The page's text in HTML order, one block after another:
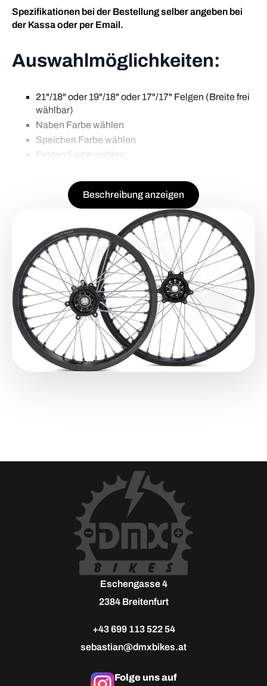
Spezifikationen bei der Bestellung selber angeben bei
der Kassa oder per Email.
Auswahlmöglichkeiten:
21"/18" oder 19"/18" oder 17"/17" Felgen (Breite frei
wählbar)
Naben Farbe wählen
Speichen Farbe wählen
Felgen Farbe wählen
Nur als Satz (Vorderrad + Hinterrad) erhältlich.
ULTRA BEE Felgen schwarz/silber:
21 Zoll Vorderrad / 18 Zoll Hinterrad jetzt auch
einzeln erhältlich.
Verbessert die Geometrie und Laufruhe bei höheren
Geschwindigkeiten.
Vorteil:Es können alle gängigen Reifen aus dem
Endurosport verwendet werden. = Mehr Grip und weniger
Reifen VerschleißBeschreibung: Als Satz, nur Hinterrad
oder nur Vorderrad erhältlich.
Farbe: Schwarz
Certificate: ISO9001
Achtung: Die Traktionskontrolle ist nicht nutzbar mit
21"×1.6" & 18"×2.15" Vorderrad und Hinterrad für
Surron Ultra Bee.
Beschreibung anzeigen
Eschengasse 4
2384 Breitenfurt
+43 699 113 522 54
sebastian@dmxbikes.at
Folge uns auf